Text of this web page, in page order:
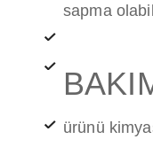
sapma
ürünü